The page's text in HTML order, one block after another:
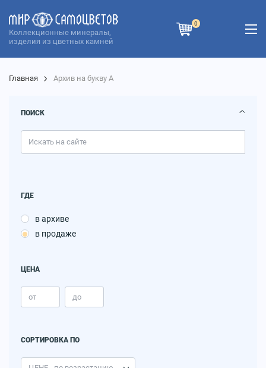
Коллекционные минералы,
изделия из цветных камней
0
Главная Архив на букву А
ПОИСК
ГДЕ
в архиве
в продаже
ЦЕНА
СОРТИРОВКА ПО